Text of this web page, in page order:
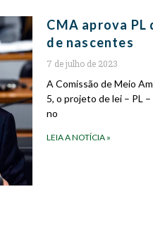
CMA aprova PL
de nascentes
7 de julho de 2023
A Comissão de Meio
5, o projeto de lei – PL
no
LEIA A NOTÍCIA »